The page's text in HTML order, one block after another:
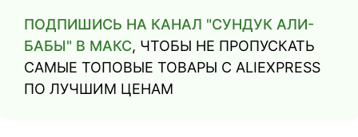
ПОДПИШИСЬ НА КАНАЛ "СУНДУК АЛИ-
БАБЫ" В МАКС, ЧТОБЫ НЕ ПРОПУСКАТЬ
САМЫЕ ТОПОВЫЕ ТОВАРЫ С ALIEXPRESS
ПО ЛУЧШИМ ЦЕНАМ